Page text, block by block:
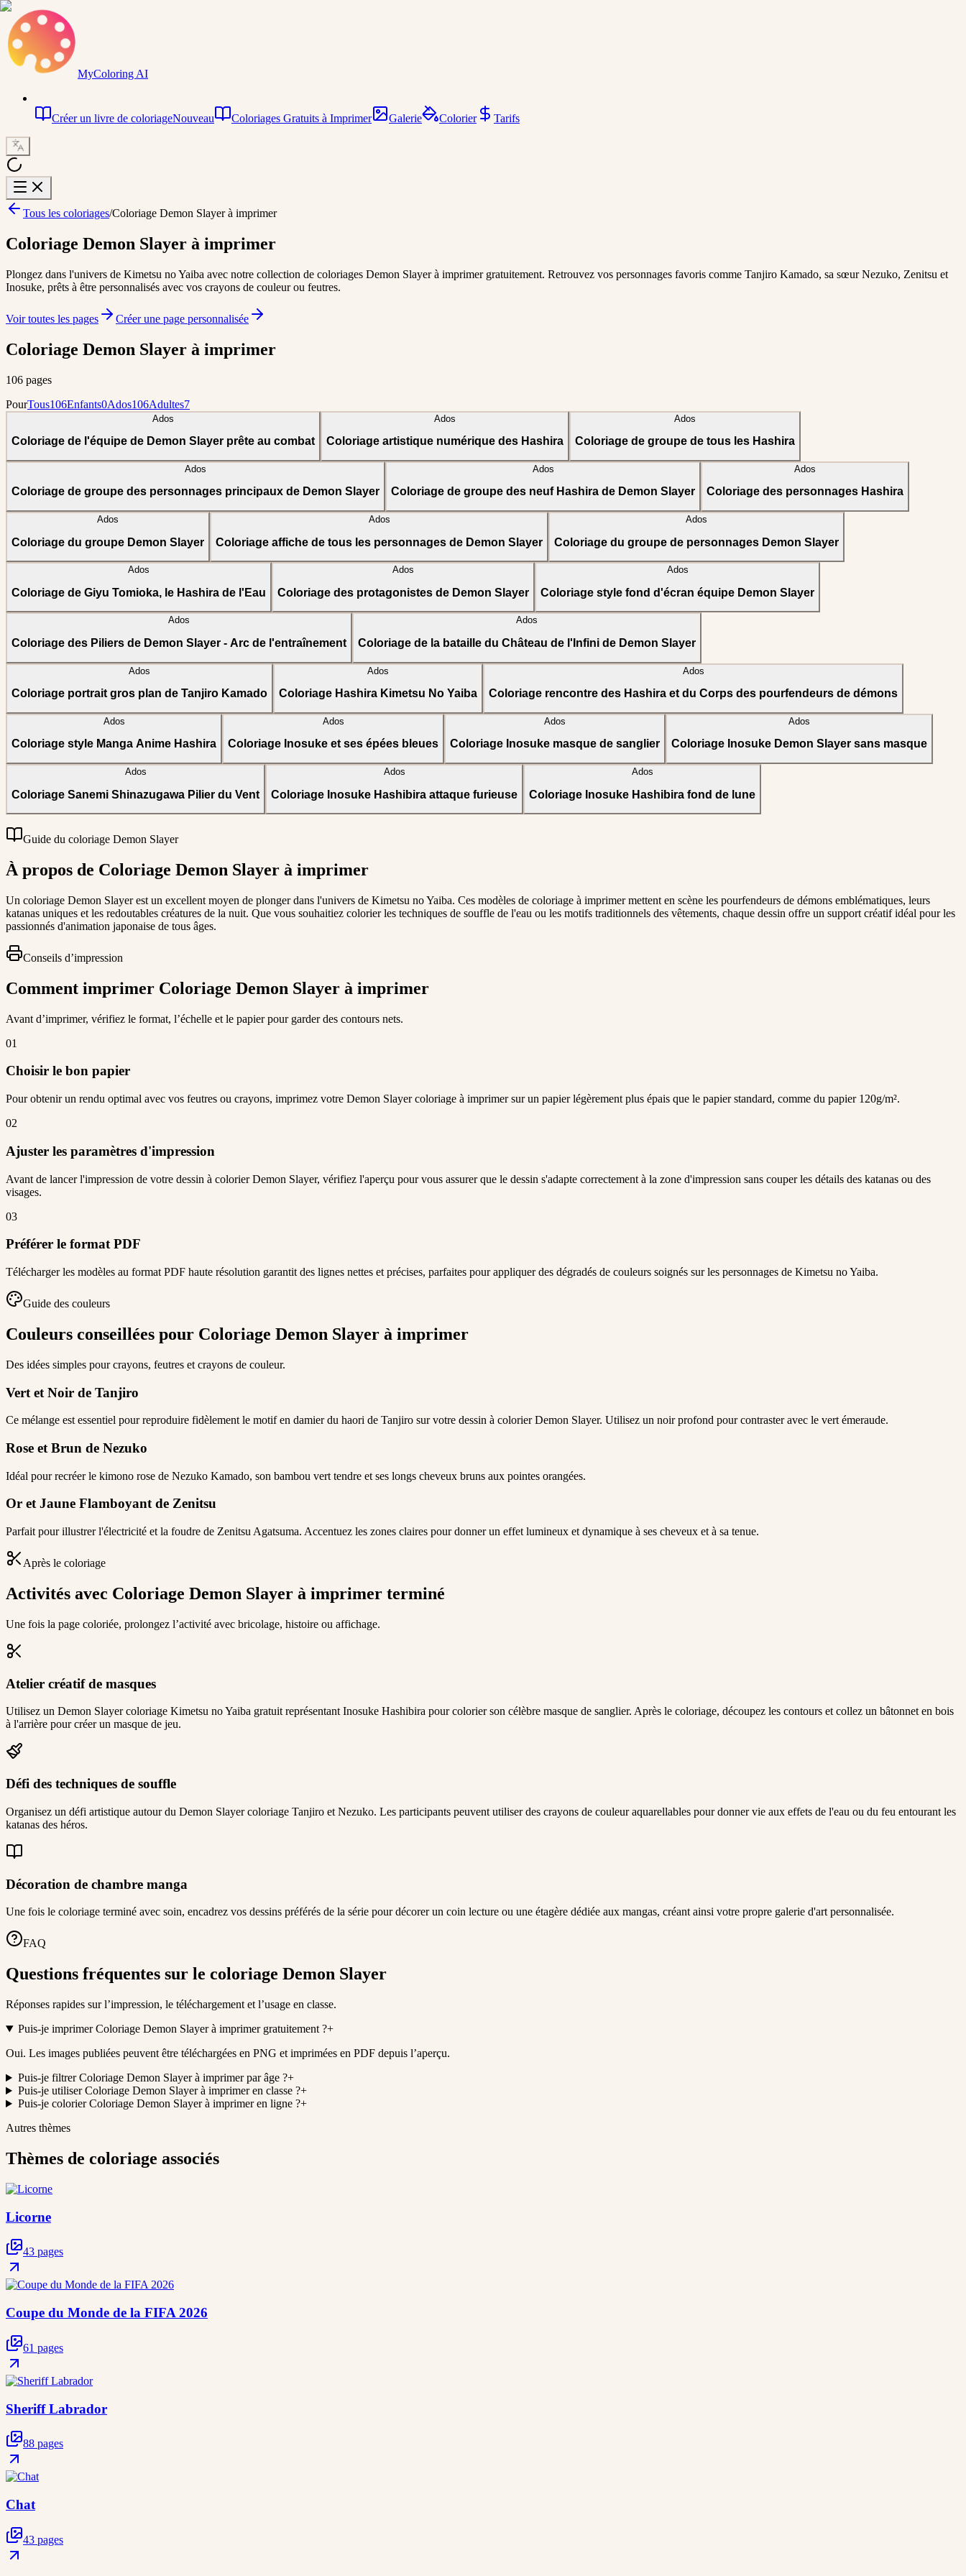
MyColoring AI
Créer un livre de coloriageNouveau Coloriages Gratuits à Imprimer Galerie Colorier Tarifs
Tous les coloriages/Coloriage Demon Slayer à imprimer
Coloriage Demon Slayer à imprimer
Plongez dans l'univers de Kimetsu no Yaiba avec notre collection de coloriages Demon Slayer à imprimer gratuitement. Retrouvez vos personnages favoris comme Tanjiro Kamado, sa sœur Nezuko, Zenitsu et
Inosuke, prêts à être personnalisés avec vos crayons de couleur ou feutres.
Voir toutes les pages Créer une page personnalisée
Coloriage Demon Slayer à imprimer
106 pages
PourTous106Enfants0Ados106Adultes7
Ados
Coloriage de l'équipe de Demon Slayer prête au combat
Ados
Coloriage artistique numérique des Hashira
Ados
Coloriage de groupe de tous les Hashira
Ados
Coloriage de groupe des personnages principaux de Demon Slayer
Ados
Coloriage de groupe des neuf Hashira de Demon Slayer
Ados
Coloriage des personnages Hashira
Ados
Coloriage du groupe Demon Slayer
Ados
Coloriage affiche de tous les personnages de Demon Slayer
Ados
Coloriage du groupe de personnages Demon Slayer
Ados
Coloriage de Giyu Tomioka, le Hashira de l'Eau
Ados
Coloriage des protagonistes de Demon Slayer
Ados
Coloriage style fond d'écran équipe Demon Slayer
Ados
Coloriage des Piliers de Demon Slayer - Arc de l'entraînement
Ados
Coloriage de la bataille du Château de l'Infini de Demon Slayer
Ados
Coloriage portrait gros plan de Tanjiro Kamado
Ados
Coloriage Hashira Kimetsu No Yaiba
Ados
Coloriage rencontre des Hashira et du Corps des pourfendeurs de démons
Ados
Coloriage style Manga Anime Hashira
Ados
Coloriage Inosuke et ses épées bleues
Ados
Coloriage Inosuke masque de sanglier
Ados
Coloriage Inosuke Demon Slayer sans masque
Ados
Coloriage Sanemi Shinazugawa Pilier du Vent
Ados
Coloriage Inosuke Hashibira attaque furieuse
Ados
Coloriage Inosuke Hashibira fond de lune
Guide du coloriage Demon Slayer
À propos de Coloriage Demon Slayer à imprimer
Un coloriage Demon Slayer est un excellent moyen de plonger dans l'univers de Kimetsu no Yaiba. Ces modèles de coloriage à imprimer mettent en scène les pourfendeurs de démons emblématiques, leurs
katanas uniques et les redoutables créatures de la nuit. Que vous souhaitiez colorier les techniques de souffle de l'eau ou les motifs traditionnels des vêtements, chaque dessin offre un support créatif idéal pour les
passionnés d'animation japonaise de tous âges.
Conseils d’impression
Comment imprimer Coloriage Demon Slayer à imprimer
Avant d’imprimer, vérifiez le format, l’échelle et le papier pour garder des contours nets.
01
Choisir le bon papier
Pour obtenir un rendu optimal avec vos feutres ou crayons, imprimez votre Demon Slayer coloriage à imprimer sur un papier légèrement plus épais que le papier standard, comme du papier 120g/m².
02
Ajuster les paramètres d'impression
Avant de lancer l'impression de votre dessin à colorier Demon Slayer, vérifiez l'aperçu pour vous assurer que le dessin s'adapte correctement à la zone d'impression sans couper les détails des katanas ou des
visages.
03
Préférer le format PDF
Télécharger les modèles au format PDF haute résolution garantit des lignes nettes et précises, parfaites pour appliquer des dégradés de couleurs soignés sur les personnages de Kimetsu no Yaiba.
Guide des couleurs
Couleurs conseillées pour Coloriage Demon Slayer à imprimer
Des idées simples pour crayons, feutres et crayons de couleur.
Vert et Noir de Tanjiro
Ce mélange est essentiel pour reproduire fidèlement le motif en damier du haori de Tanjiro sur votre dessin à colorier Demon Slayer. Utilisez un noir profond pour contraster avec le vert émeraude.
Rose et Brun de Nezuko
Idéal pour recréer le kimono rose de Nezuko Kamado, son bambou vert tendre et ses longs cheveux bruns aux pointes orangées.
Or et Jaune Flamboyant de Zenitsu
Parfait pour illustrer l'électricité et la foudre de Zenitsu Agatsuma. Accentuez les zones claires pour donner un effet lumineux et dynamique à ses cheveux et à sa tenue.
Après le coloriage
Activités avec Coloriage Demon Slayer à imprimer terminé
Une fois la page coloriée, prolongez l’activité avec bricolage, histoire ou affichage.
Atelier créatif de masques
Utilisez un Demon Slayer coloriage Kimetsu no Yaiba gratuit représentant Inosuke Hashibira pour colorier son célèbre masque de sanglier. Après le coloriage, découpez les contours et collez un bâtonnet en bois
à l'arrière pour créer un masque de jeu.
Défi des techniques de souffle
Organisez un défi artistique autour du Demon Slayer coloriage Tanjiro et Nezuko. Les participants peuvent utiliser des crayons de couleur aquarellables pour donner vie aux effets de l'eau ou du feu entourant les
katanas des héros.
Décoration de chambre manga
Une fois le coloriage terminé avec soin, encadrez vos dessins préférés de la série pour décorer un coin lecture ou une étagère dédiée aux mangas, créant ainsi votre propre galerie d'art personnalisée.
FAQ
Questions fréquentes sur le coloriage Demon Slayer
Réponses rapides sur l’impression, le téléchargement et l’usage en classe.
Puis-je imprimer Coloriage Demon Slayer à imprimer gratuitement ?+
Oui. Les images publiées peuvent être téléchargées en PNG et imprimées en PDF depuis l’aperçu.
Puis-je filtrer Coloriage Demon Slayer à imprimer par âge ?+
Puis-je utiliser Coloriage Demon Slayer à imprimer en classe ?+
Puis-je colorier Coloriage Demon Slayer à imprimer en ligne ?+
Autres thèmes
Thèmes de coloriage associés
Licorne
43 pages
Coupe du Monde de la FIFA 2026
61 pages
Sheriff Labrador
88 pages
Chat
43 pages